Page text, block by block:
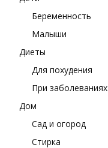
Беременность
Малыши
Диеты
Для похудения
При заболеваниях
Дом
Сад и огород
Стирка